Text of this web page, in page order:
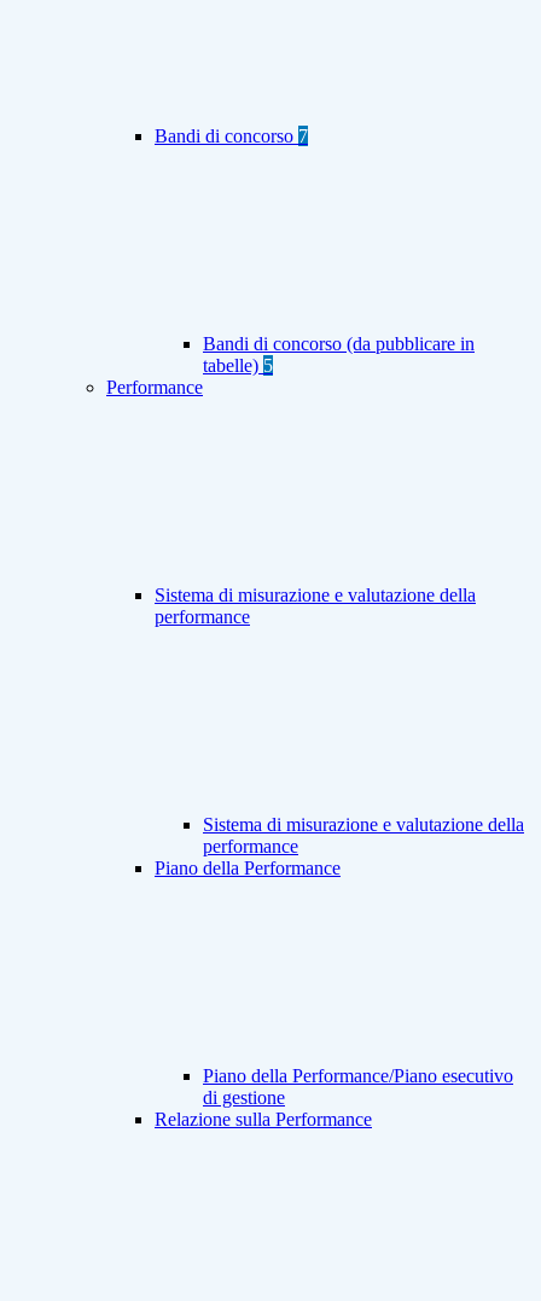
Bandi di concorso 7
Bandi di concorso (da pubblicare in
tabelle) 5
Performance
Sistema di misurazione e valutazione della
performance
Sistema di misurazione e valutazione della
performance
Piano della Performance
Piano della Performance/Piano esecutivo
di gestione
Relazione sulla Performance